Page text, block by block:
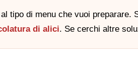
tipo di menu che vuoi preparare.
di alici. Se cerchi altre